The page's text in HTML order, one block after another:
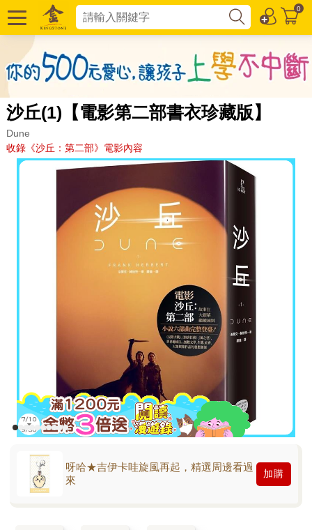
0
沙丘(1)【電影第二部書衣珍藏版】
Dune
收錄《沙丘：第二部》電影內容
呀哈★吉伊卡哇旋風再起，精選周邊看過
來
加購